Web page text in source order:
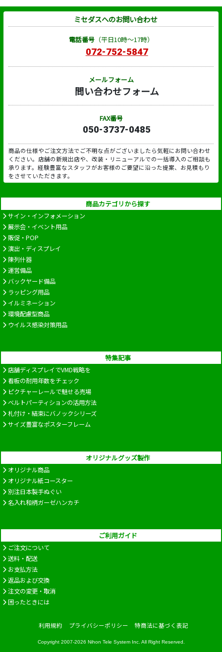
ミセダスへのお問い合わせ
電話番号（平日10時～17時）
072-752-5847
メールフォーム
問い合わせフォーム
FAX番号
050-3737-0485
商品の仕様やご注文方法でご不明な点がございましたら気軽にお問い合わせ
ください。店舗の新規出店や、改装・リニューアルでの一括導入のご相談も
承ります。経験豊富なスタッフがお客様のご要望に沿った提案、お見積もり
をさせていただきます。
商品カテゴリから探す
サイン・インフォメーション
展示会・イベント用品
販促・POP
演出・ディスプレイ
陳列什器
運営備品
バックヤード備品
ラッピング用品
イルミネーション
環境配慮型商品
ウイルス感染対策用品
特集記事
店舗ディスプレイでVMD戦略を
看板の耐用年数をチェック
ピクチャーレールで魅せる売場
ベルトパーティションの活用方法
札付け・結束にバノックシリーズ
サイズ豊富なポスターフレーム
オリジナルグッズ製作
オリジナル商品
オリジナル紙コースター
別注日本製手ぬぐい
名入れ和柄ガーゼハンカチ
ご利用ガイド
ご注文について
送料・配送
お支払方法
返品および交換
注文の変更・取消
困ったときには
利用規約 プライバシーポリシー 特商法に基づく表記
Copyright 2007-2026 Nihon Tele System Inc. All Right Reserved.